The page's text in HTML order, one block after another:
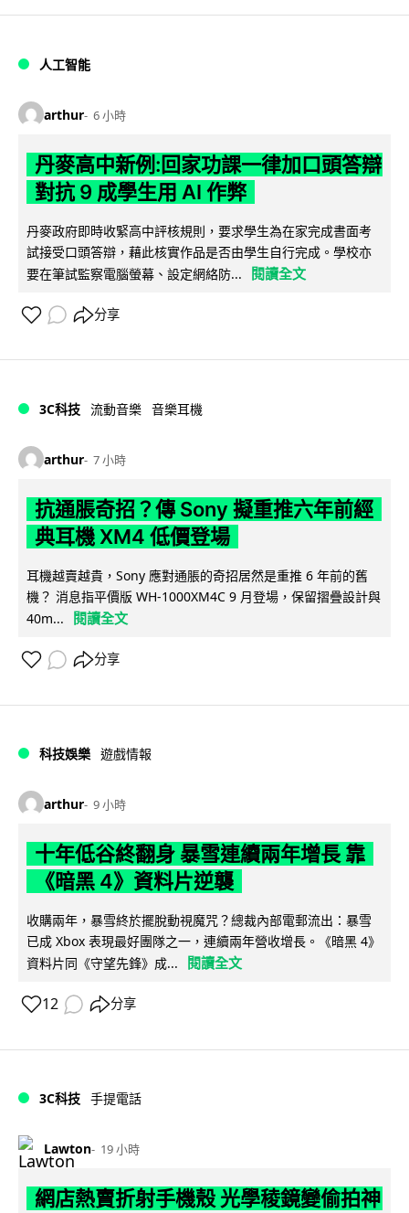
人工智能
arthur 6 小時
丹麥高中新例:回家功課一律加口頭答辯
對抗 9 成學生用 AI 作弊
丹麥政府即時收緊高中評核規則，要求學生為在家完成書面考
試接受口頭答辯，藉此核實作品是否由學生自行完成。學校亦
要在筆試監察電腦螢幕、設定網絡防...
閱讀全文
分享
3C科技 流動音樂 音樂耳機
arthur 7 小時
抗通脹奇招？傳 Sony 擬重推六年前經
典耳機 XM4 低價登場
耳機越賣越貴，Sony 應對通脹的奇招居然是重推 6 年前的舊
機？ 消息指平價版 WH-1000XM4C 9 月登場，保留摺疊設計與
40m...
閱讀全文
分享
科技娛樂 遊戲情報
arthur 9 小時
十年低谷終翻身 暴雪連續兩年增長 靠
《暗黑 4》資料片逆襲
收購兩年，暴雪終於擺脫動視魔咒？總裁內部電郵流出：暴雪
已成 Xbox 表現最好團隊之一，連續兩年營收增長。《暗黑 4》
資料片同《守望先鋒》成...
閱讀全文
12 分享
3C科技 手提電話
Lawton 19 小時
網店熱賣折射手機殼 光學稜鏡變偷拍神